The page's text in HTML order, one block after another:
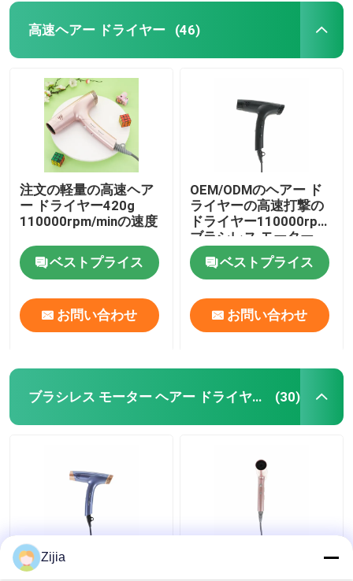
高速ヘアー ドライヤー (46)
注文の軽量の高速ヘア
ー ドライヤー420g
110000rpm/minの速度
ベストプライス
お問い合わせ
OEM/ODMのヘアー ド
ライヤーの高速打撃の
ドライヤー110000rpm
ブラシレス モーター
ベストプライス
お問い合わせ
ブラシレス モーター ヘアー ドライヤー (30)
家110000rpmのための
高速ブラシレス モータ
高速吹く小さい折り畳
Zijia